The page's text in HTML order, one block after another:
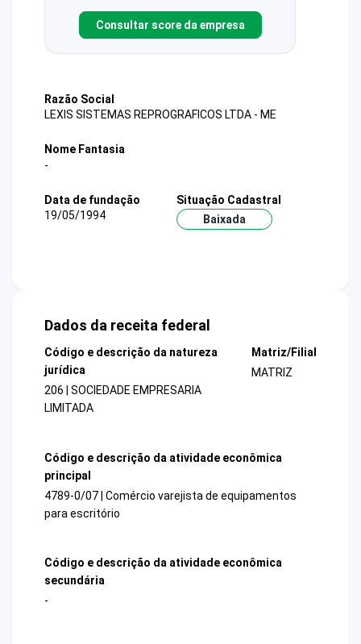
Consultar score da empresa
Razão Social
LEXIS SISTEMAS REPROGRAFICOS LTDA - ME
Nome Fantasia
-
Data de fundação
19/05/1994
Situação Cadastral
Baixada
Dados da receita federal
Código e descrição da natureza
jurídica
206 | SOCIEDADE EMPRESARIA
LIMITADA
Matriz/Filial
MATRIZ
Código e descrição da atividade econômica
principal
4789-0/07 | Comércio varejista de equipamentos
para escritório
Código e descrição da atividade econômica
secundária
-